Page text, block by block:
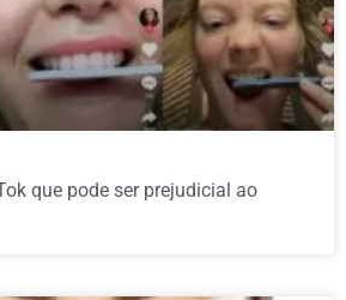
que pode ser prejudicial ao